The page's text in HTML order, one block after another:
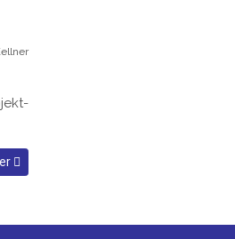
Beitrag: Inselanlage 12V -